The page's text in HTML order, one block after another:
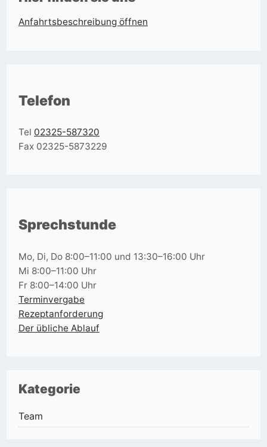
Anfahrtsbeschreibung öffnen
Telefon
Tel 02325-587320
Fax 02325-5873229
Sprechstunde
Mo, Di, Do 8:00–11:00 und 13:30–16:00 Uhr
Mi 8:00–11:00 Uhr
Fr 8:00–14:00 Uhr
Terminvergabe
Rezeptanforderung
Der übliche Ablauf
Kategorie
Team